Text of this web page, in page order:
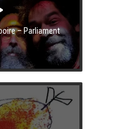
– Parliament